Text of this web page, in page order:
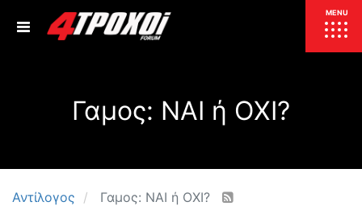
Γαμος: ΝΑΙ ή ΟΧΙ?
Αντίλογος Γαμος: ΝΑΙ ή ΟΧΙ?
ΕΛΛΑΔΑ
ΚΟΣΜΟΣ